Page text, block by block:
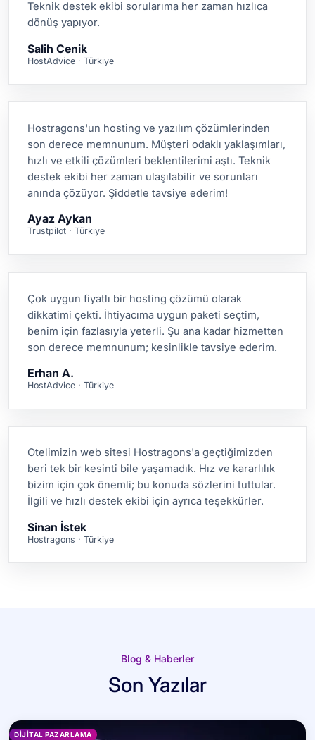
Teknik destek ekibi sorularıma her zaman hızlıca
dönüş yapıyor.
Salih Cenik
HostAdvice · Türkiye
Hostragons'un hosting ve yazılım çözümlerinden
son derece memnunum. Müşteri odaklı yaklaşımları,
hızlı ve etkili çözümleri beklentilerimi aştı. Teknik
destek ekibi her zaman ulaşılabilir ve sorunları
anında çözüyor. Şiddetle tavsiye ederim!
Ayaz Aykan
Trustpilot · Türkiye
Çok uygun fiyatlı bir hosting çözümü olarak
dikkatimi çekti. İhtiyacıma uygun paketi seçtim,
benim için fazlasıyla yeterli. Şu ana kadar hizmetten
son derece memnunum; kesinlikle tavsiye ederim.
Erhan A.
HostAdvice · Türkiye
Otelimizin web sitesi Hostragons'a geçtiğimizden
beri tek bir kesinti bile yaşamadık. Hız ve kararlılık
bizim için çok önemli; bu konuda sözlerini tuttular.
İlgili ve hızlı destek ekibi için ayrıca teşekkürler.
Sinan İstek
Hostragons · Türkiye
Blog & Haberler
Son Yazılar
DIJITAL PAZARLAMA